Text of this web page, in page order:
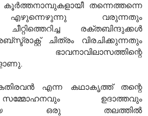
തന്നെത്തന്നെ
എഴുന്നെഴുന്നു വരുന്നതും
ചീറ്റിത്തെറിച്ച രക്തബിന്ദുക്കള്‍
ചിത്രം വിരചിക്കുന്നതും
ഭാവനാവിലാസത്തിന്റെ
എന്ന കഥാകൃത്ത് തന്റെ
ഉദാത്തവും
ഒരു തലത്തില്‍